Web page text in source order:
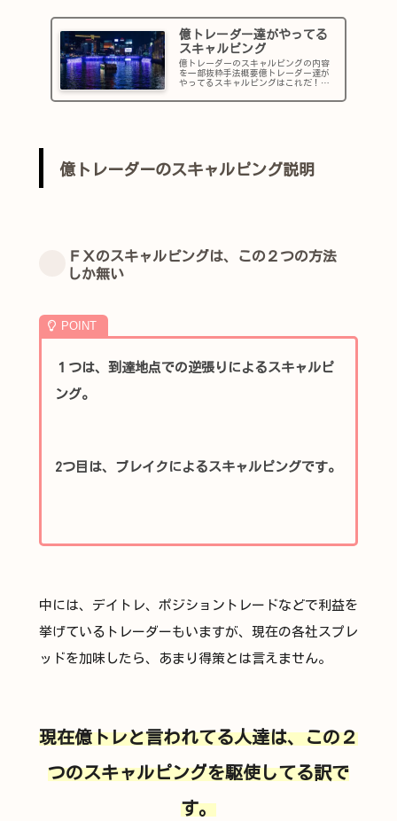
億トレーダー達がやってる
スキャルピング
億トレーダーのスキャルピングの内容
を一部抜粋手法概要億トレーダー達が
やってるスキャルピングはこれだ！
ード前に確定しています。少なくと
億トレーダーのスキャルピング説明
ＦＸのスキャルピングは、この２つの方法
しか無い
１つは、到達地点での逆張りによるスキャルピ
ング。
2つ目は、ブレイクによるスキャルピングです。
中には、デイトレ、ポジショントレードなどで利益を
挙げているトレーダーもいますが、現在の各社スプレ
ッドを加味したら、あまり得策とは言えません。
現在億トレと言われてる人達は、この２
つのスキャルピングを駆使してる訳で
す。